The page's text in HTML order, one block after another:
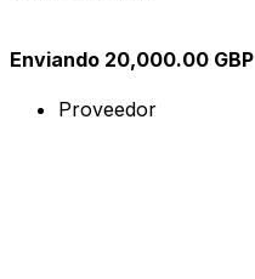
Enviando 20,000.00 GBP
Proveedor